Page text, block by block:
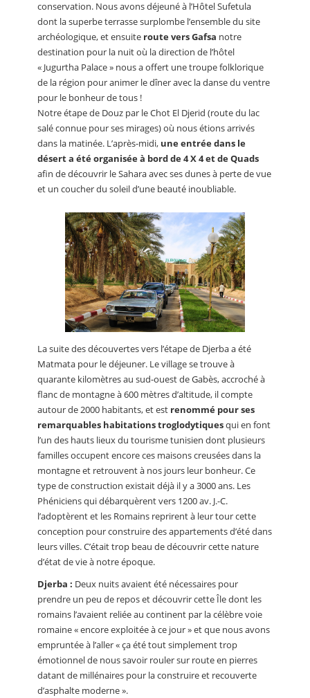
conservation. Nous avons déjeuné à l’Hôtel Sufetula
dont la superbe terrasse surplombe l’ensemble du site
archéologique, et ensuite route vers Gafsa notre
destination pour la nuit où la direction de l’hôtel
« Jugurtha Palace » nous a offert une troupe folklorique
de la région pour animer le dîner avec la danse du ventre
pour le bonheur de tous !
Notre étape de Douz par le Chot El Djerid (route du lac
salé connue pour ses mirages) où nous étions arrivés
dans la matinée. L’après-midi, une entrée dans le
désert a été organisée à bord de 4 X 4 et de Quads
afin de découvrir le Sahara avec ses dunes à perte de vue
et un coucher du soleil d’une beauté inoubliable.
La suite des découvertes vers l’étape de Djerba a été
Matmata pour le déjeuner. Le village se trouve à
quarante kilomètres au sud-ouest de Gabès, accroché à
flanc de montagne à 600 mètres d’altitude, il compte
autour de 2000 habitants, et est renommé pour ses
remarquables habitations troglodytiquesqui en font
l’un des hauts lieux du tourisme tunisien dont plusieurs
familles occupent encore ces maisons creusées dans la
montagne et retrouvent à nos jours leur bonheur. Ce
type de construction existait déjà il y a 3000 ans. Les
Phéniciens qui débarquèrent vers 1200 av. J.-C.
l’adoptèrent et les Romains reprirent à leur tour cette
conception pour construire des appartements d’été dans
leurs villes. C’était trop beau de découvrir cette nature
d’état de vie à notre époque.
Djerba : Deux nuits avaient été nécessaires pour
prendre un peu de repos et découvrir cette Île dont les
romains l’avaient reliée au continent par la célèbre voie
romaine « encore exploitée à ce jour » et que nous avons
empruntée à l’aller « ça été tout simplement trop
émotionnel de nous savoir rouler sur route en pierres
datant de millénaires pour la construire et recouverte
d’asphalte moderne ».